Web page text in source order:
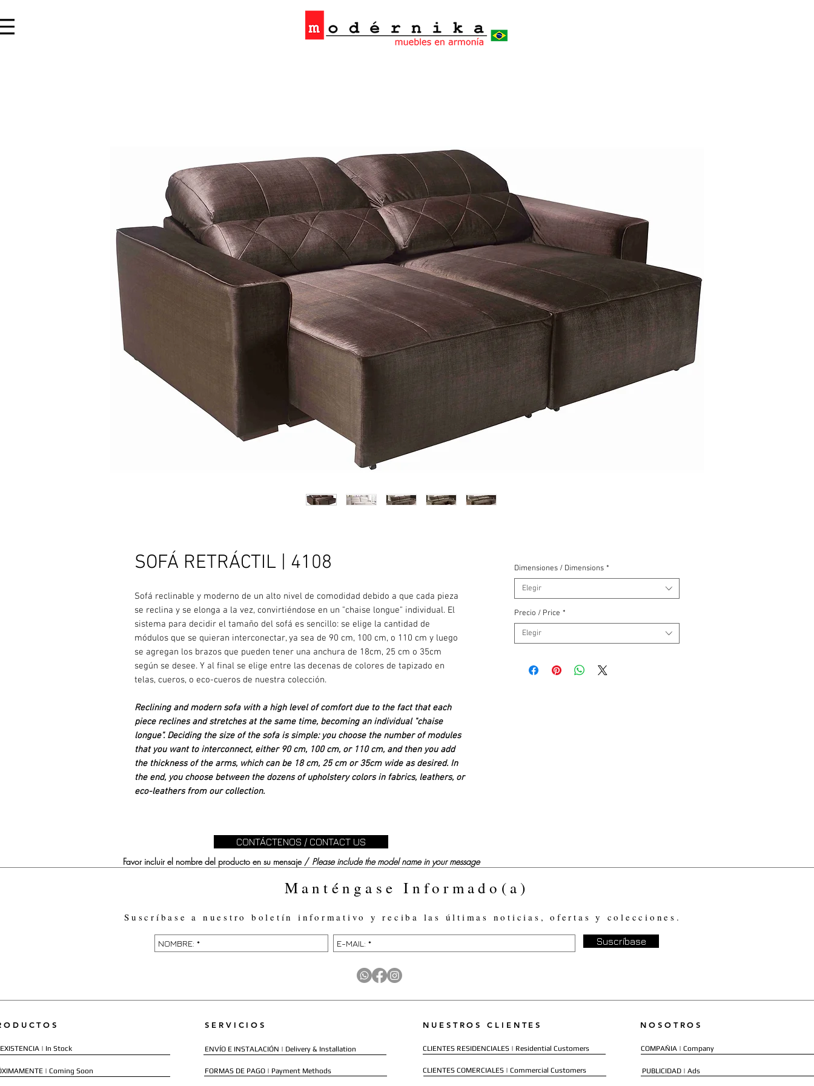
SOFÁ RETRÁCTIL | 4108
Sofá reclinable y moderno de un alto nivel de comodidad debido a que cada pieza
se reclina y se elonga a la vez, convirtiéndose en un "chaise longue" individual. El
sistema para decidir el tamaño del sofá es sencillo: se elige la cantidad de
módulos que se quieran interconectar, ya sea de 90 cm, 100 cm, o 110 cm y luego
se agregan los brazos que pueden tener una anchura de 18cm, 25 cm o 35cm
según se desee. Y al final se elige entre las decenas de colores de tapizado en
telas, cueros, o eco-cueros de nuestra colección.
Reclining and modern sofa with a high level of comfort due to the fact that each
piece reclines and stretches at the same time, becoming an individual "chaise
longue". Deciding the size of the sofa is simple: you choose the number of modules
that you want to interconnect, either 90 cm, 100 cm, or 110 cm, and then you add
the thickness of the arms, which can be 18 cm, 25 cm or 35cm wide as desired. In
the end, you choose between the dozens of upholstery colors in fabrics, leathers, or
eco-leathers from our collection.
Dimensiones / Dimensions *
Elegir
Precio / Price *
Elegir
CONTÁCTENOS / CONTACT US
Favor incluir el nombre del producto en su mensaje / Please include the model name in your message
Manténgase Informado(a)
Suscríbase a nuestro boletín informativo y reciba las últimas noticias, ofertas y colecciones.
Suscríbase
| In Stock
| Coming Soon
SERVICIOS
ENVÍO E INSTALACIÓN | Delivery & Installation
FORMAS DE PAGO | Payment Methods
NUESTROS CLIENTES
CLIENTES RESIDENCIALES | Residential Customers
CLIENTES COMERCIALES | Commercial Customers
NOSOTROS
COMPAÑIA | Company
PUBLICIDAD | Ads